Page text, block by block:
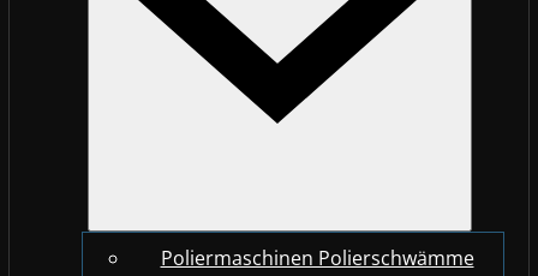
Poliermaschinen Polierschwämme